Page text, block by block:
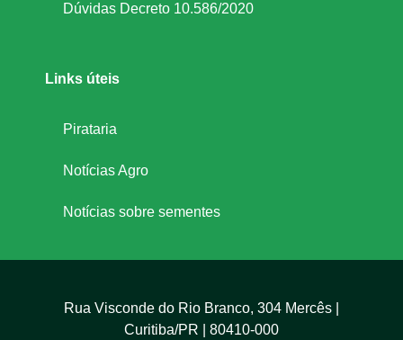
Dúvidas Decreto 10.586/2020
Links úteis
Pirataria
Notícias Agro
Notícias sobre sementes
Rua Visconde do Rio Branco, 304 Mercês |
Curitiba/PR | 80410-000